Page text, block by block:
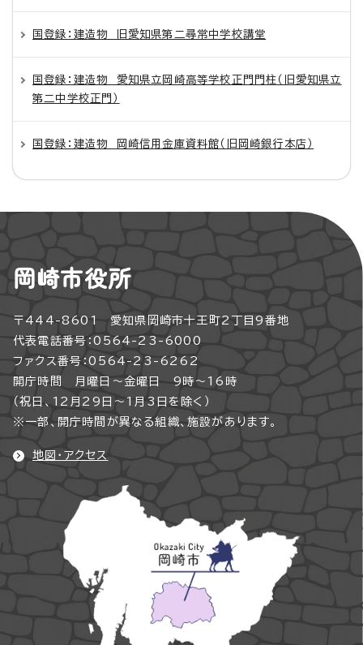
国登録：建造物 旧愛知県第二尋常中学校講堂
国登録：建造物 愛知県立岡崎高等学校正門門柱（旧愛知県立
第二中学校正門）
国登録：建造物 岡崎信用金庫資料館（旧岡崎銀行本店）
岡崎市役所
〒444-8601 愛知県岡崎市十王町2丁目9番地
代表電話番号：0564-23-6000
ファクス番号：0564-23-6262
開庁時間 月曜日～金曜日 9時～16時
（祝日、12月29日～1月3日を除く）
※一部、開庁時間が異なる組織、施設があります。
地図・アクセス